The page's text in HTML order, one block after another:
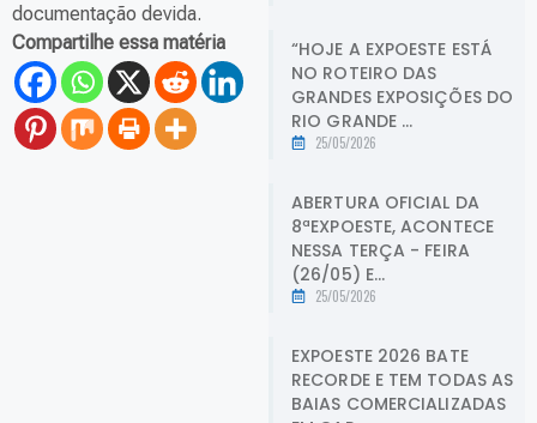
documentação devida.
Compartilhe essa matéria
“HOJE A EXPOESTE ESTÁ
NO ROTEIRO DAS
GRANDES EXPOSIÇÕES DO
RIO GRANDE ...
25/05/2026
ABERTURA OFICIAL DA
8ªEXPOESTE, ACONTECE
NESSA TERÇA - FEIRA
(26/05) E...
25/05/2026
EXPOESTE 2026 BATE
RECORDE E TEM TODAS AS
BAIAS COMERCIALIZADAS